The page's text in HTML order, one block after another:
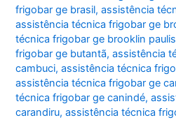
frigobar ge brasil,assistência
assistência técnica frigobar ge
técnica frigobar ge brooklin
frigobar ge butantã,assistência
cambuci,assistência técnica
assistência técnica frigobar ge
técnica frigobar ge canindé,
carandiru,assistência técnica